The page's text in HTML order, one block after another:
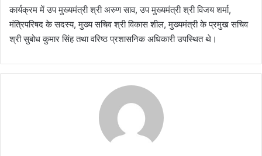
कार्यक्रम में उप मुख्यमंत्री श्री अरुण साव, उप मुख्यमंत्री श्री विजय शर्मा,
मंत्रिपरिषद के सदस्य, मुख्य सचिव श्री विकास शील, मुख्यमंत्री के प्रमुख सचिव
श्री सुबोध कुमार सिंह तथा वरिष्ठ प्रशासनिक अधिकारी उपस्थित थे।